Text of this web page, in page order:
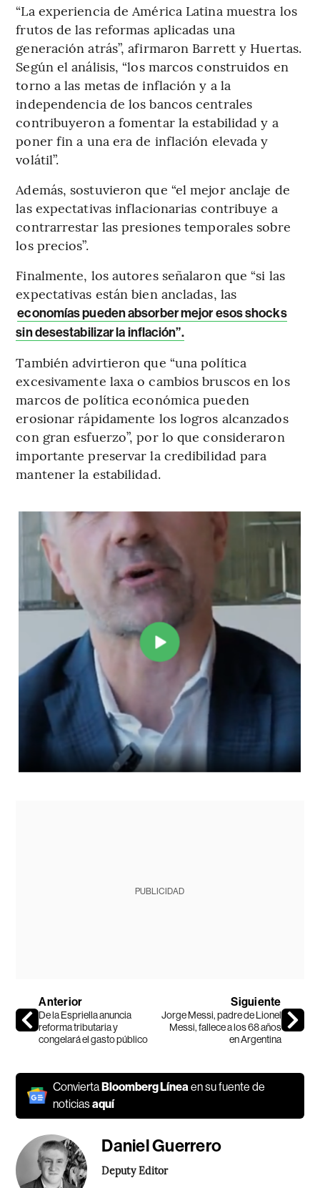
“La experiencia de América Latina muestra los
frutos de las reformas aplicadas una
generación atrás”, afirmaron Barrett y Huertas.
Según el análisis, “los marcos construidos en
torno a las metas de inflación y a la
independencia de los bancos centrales
contribuyeron a fomentar la estabilidad y a
poner fin a una era de inflación elevada y
volátil”.
Además, sostuvieron que “el mejor anclaje de
las expectativas inflacionarias contribuye a
contrarrestar las presiones temporales sobre
los precios”.
Finalmente, los autores señalaron que “si las
expectativas están bien ancladas, las
economías pueden absorber mejor esos shocks
sin desestabilizar la inflación”.
También advirtieron que “una política
excesivamente laxa o cambios bruscos en los
marcos de política económica pueden
erosionar rápidamente los logros alcanzados
con gran esfuerzo”, por lo que consideraron
importante preservar la credibilidad para
mantener la estabilidad.
PUBLICIDAD
Anterior
De la Espriella anuncia
reforma tributaria y
congelará el gasto público
Siguiente
Jorge Messi, padre de Lionel
Messi, fallece a los 68 años
en Argentina
ConviertaBloomberg Línea en su fuente de
noticiasaquí
Daniel Guerrero
Deputy Editor